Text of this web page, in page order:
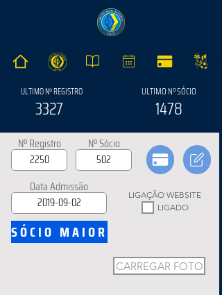
ULTIMO Nº REGISTRO
3327
ULTIMO Nº SÓCIO
1478
Nº Registro Nº Sócio
Data Admissão
LIGAÇÃO WEBSITE
LIGADO
SÓCIO MAIOR
CARREGAR FOTO